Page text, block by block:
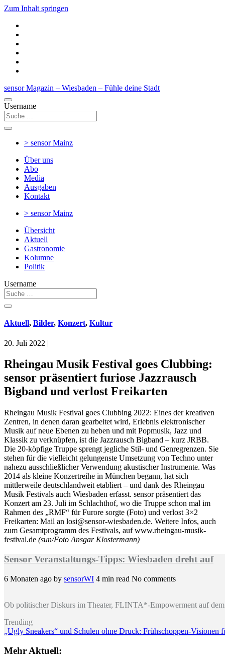
Zum Inhalt springen
sensor Magazin – Wiesbaden – Fühle deine Stadt
Username
> sensorMainz
Über uns
Abo
Media
Ausgaben
Kontakt
> sensorMainz
Übersicht
Aktuell
Gastronomie
Kolumne
Politik
Username
Aktuell, Bilder, Konzert, Kultur
20. Juli 2022 |
Rheingau Musik Festival goes Clubbing:
sensor präsentiert furiose Jazzrausch
Bigband und verlost Freikarten
Rheingau Musik Festival goes Clubbing 2022: Eines der kreativen
Zentren, in denen daran gearbeitet wird, Erlebnis elektronischer
Musik auf neue Ebenen zu heben und mit Popmusik, Jazz und
Klassik zu verknüpfen, ist die Jazzrausch Bigband – kurz JRBB.
Die 20-köpfige Truppe sprengt jegliche Stil- und Genregrenzen. Sie
stehen für die vielleicht gelungenste Umsetzung von Techno unter
nahezu ausschließlicher Verwendung akustischer Instrumente. Was
2014 als kleine Konzertreihe in München begann, hat sich
mittlerweile deutschlandweit etabliert – und dank des Rheingau
Musik Festivals auch Wiesbaden erfasst. sensor präsentiert das
Konzert am 23. Juli im Schlachthof, wo die Truppe schon mal im
Rahmen des „RMF“ für Furore sorgte (Foto) und verlost 3×2
Freikarten: Mail an losi@sensor-wiesbaden.de. Weitere Infos, auch
zum Gesamtprogramm des Festivals, auf www.rheingau-musik-
festival.de (sun/Foto Ansgar Klostermann)
Sensor Veranstaltungs-Tipps: Wiesbaden dreht auf
6 Monaten ago by sensorWI 4 min read No comments
Ob politischer Diskurs im Theater, FLINTA*-Empowerment auf
Trending
„Ugly Sneakers“ und Schulen ohne Druck: Frühschoppen-Visionen
Mehr Aktuell: